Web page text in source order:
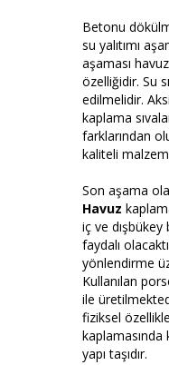
Betonu
su yalıtımı
aşaması
özelliğidir. Su
edilmelidir.
kaplama
farklarından
kaliteli
Son aşama
Havuz
iç ve
faydalı
yönlendirme
Kullanılan
ile
fiziksel
yapı taşıdır.